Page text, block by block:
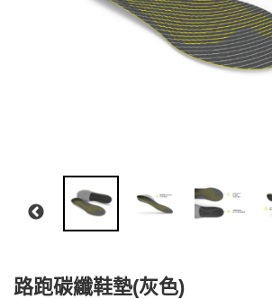
路跑碳纖鞋墊(灰色)